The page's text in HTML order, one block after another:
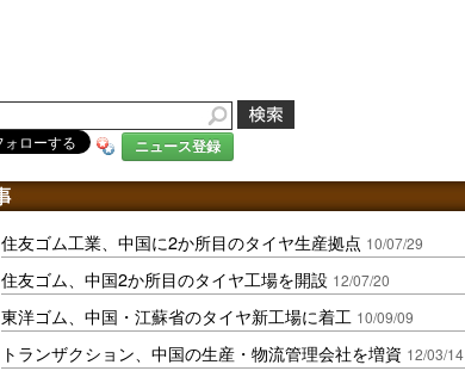
ニュース登録
住友ゴム工業、中国に2か所目のタイヤ生産拠点 10/07/29
住友ゴム、中国2か所目のタイヤ工場を開設 12/07/20
東洋ゴム、中国・江蘇省のタイヤ新工場に着工 10/09/09
トランザクション、中国の生産・物流管理会社を増資 12/03/14